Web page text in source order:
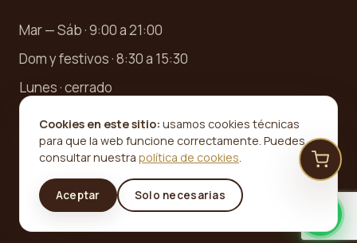
Mar — Sáb · 9:00 a 21:00
Dom y festivos · 8:30 a 15:30
Lunes · cerrado
2026
Confitería Emilio Marín · Desde 1945. Todos los
derechos reservados.
Aviso legal
Cookies en este sitio: usamos cookies técnicas
para que la web funcione correctamente. Puedes
consultar nuestra política de cookies.
Aceptar Solo necesarias